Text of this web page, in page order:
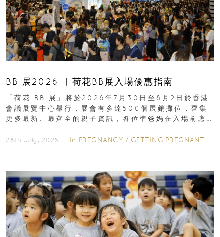
BB 展2026 ︳荷花BB展入場優惠指南
「荷花 BB 展」將於2026年7月30日至8月2日於香港
會議展覽中心舉行，展會有多達500個展銷攤位，齊集
更多最新、最齊全的親子資訊，各位準爸媽在入場前應
28th July, 2026 ｜ In PREGNANCY / GETTING PREGNANT